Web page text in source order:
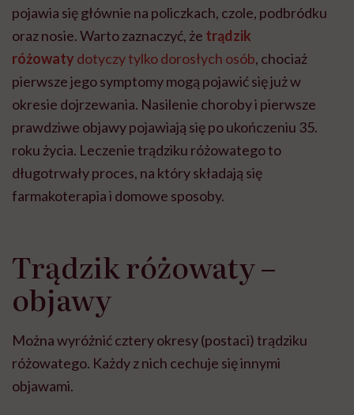
pojawia się głównie na policzkach, czole, podbródku
oraz nosie. Warto zaznaczyć, że trądzik
różowaty dotyczy tylko dorosłych osób, chociaż
pierwsze jego symptomy mogą pojawić się już w
okresie dojrzewania. Nasilenie choroby i pierwsze
prawdziwe objawy pojawiają się po ukończeniu 35.
roku życia. Leczenie trądziku różowatego to
długotrwały proces, na który składają się
farmakoterapia i domowe sposoby.
Trądzik różowaty –
objawy
Można wyróżnić cztery okresy (postaci) trądziku
różowatego. Każdy z nich cechuje się innymi
objawami.